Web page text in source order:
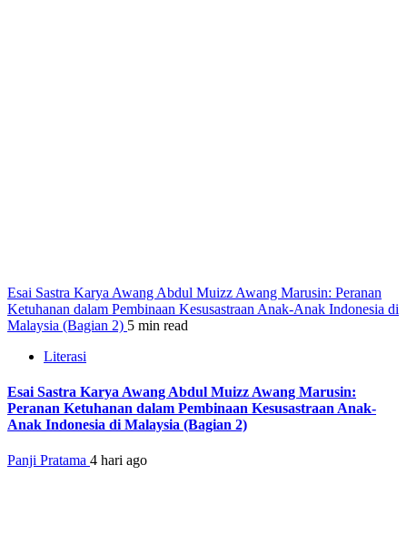
Esai Sastra Karya Awang Abdul Muizz Awang Marusin: Peranan
Ketuhanan dalam Pembinaan Kesusastraan Anak-Anak Indonesia di
Malaysia (Bagian 2) 5 min read
Literasi
Esai Sastra Karya Awang Abdul Muizz Awang Marusin:
Peranan Ketuhanan dalam Pembinaan Kesusastraan Anak-
Anak Indonesia di Malaysia (Bagian 2)
Panji Pratama 4 hari ago